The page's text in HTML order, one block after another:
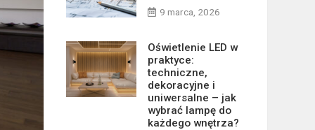
9 marca, 2026
Oświetlenie LED w
praktyce:
techniczne,
dekoracyjne i
uniwersalne – jak
wybrać lampę do
każdego wnętrza?